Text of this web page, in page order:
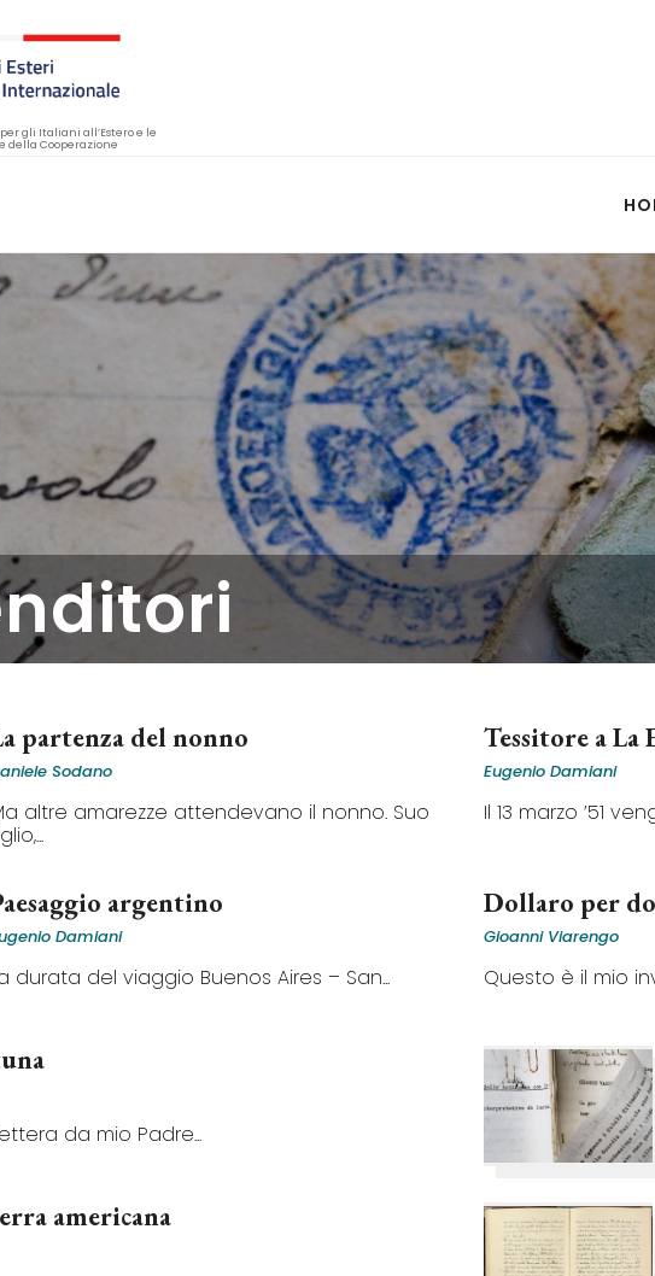
gli Italiani all’Estero e le
della Cooperazione
partenza del nonno
Sodano
altre amarezze attendevano il nonno. Suo
Tessitore a La
Eugenio Damiani
Il 13 marzo ’51
argentino
Damiani
durata del viaggio Buenos Aires – San...
Dollaro per
Gioanni Viarengo
Questo è il mio
da mio Padre...
americana